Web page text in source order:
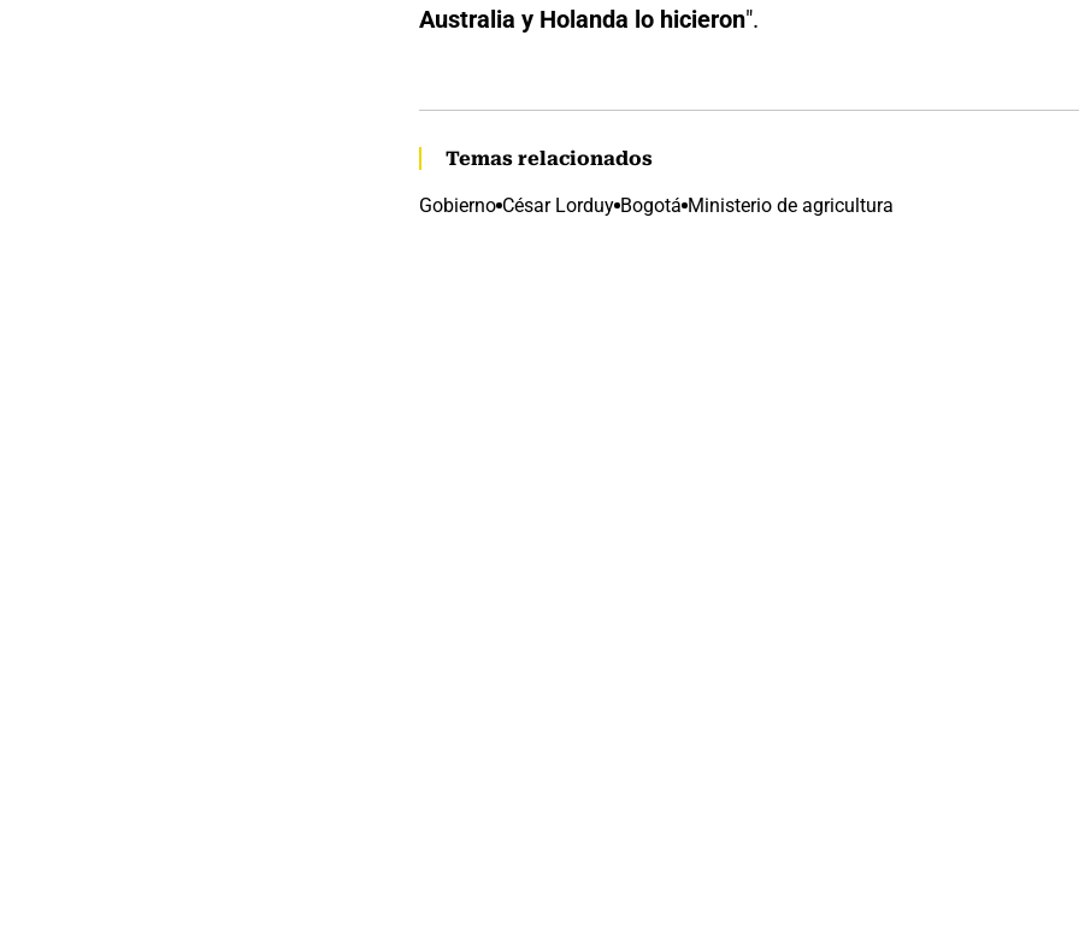
Australia y Holanda lo hicieron".
Temas relacionados
Gobierno César Lorduy Bogotá Ministerio de agricultura